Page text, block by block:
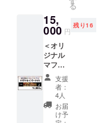
興祈願
花火
フェ
ニック
ス」の
花火玉
にメッ
セージ
を貼り
付け、
８月２
る
15,
000 円
残り16
＜オリ
ジナル
マフ
ラータ
オル＞
復興祈
願花火
フェ
支援
者：
4人
お届
け予